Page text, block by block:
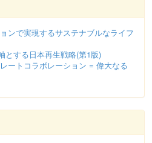
ンで実現するサステナブルなライフ
とする日本再生戦略(第1版)
ートコラボレーション = 偉大なる